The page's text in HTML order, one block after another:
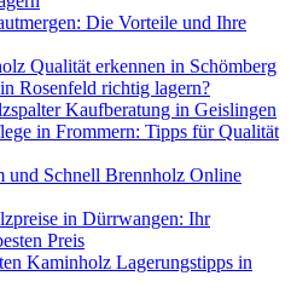
Die Vorteile und Ihre
Qualität erkennen in Schömberg
Rosenfeld richtig lagern?
Kaufberatung in Geislingen
in Frommern: Tipps für Qualität
und Schnell Brennholz Online
in Dürrwangen: Ihr
Preis
Kaminholz Lagerungstipps in